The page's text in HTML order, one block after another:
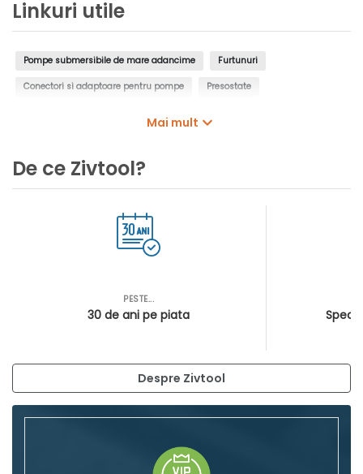
Linkuri utile
Pompe submersibile de mare adancime Furtunuri
Conectori si adaptoare pentru pompe Presostate
Cartuse filtrante pentru pompe
Mai mult
De ce Zivtool?
PESTE...
30 de ani pe piata
Despre Zivtool